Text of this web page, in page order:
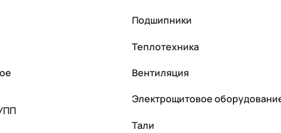
Подшипники
Теплотехника
Вентиляция
Электрощитовое
Тали